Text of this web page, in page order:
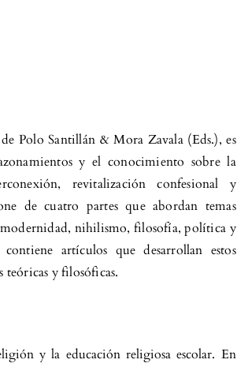
Polo Santillán & Mora Zavala (Eds.), es
y el conocimiento sobre la
revitalización confesional y
de cuatro partes que abordan temas
nihilismo, filosofía, política y
artículos que desarrollan estos
teóricas y filosóficas.
y la educación religiosa escolar. En